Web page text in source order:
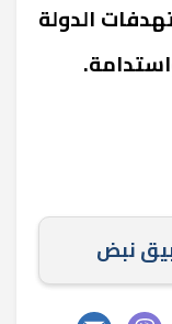
الدولة
نبض